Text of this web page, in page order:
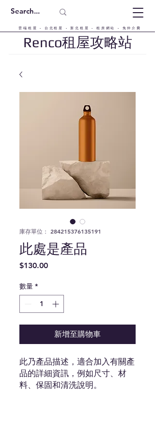
雲端租屋 - 台北租屋 - 新北租屋 - 租房網站 - 免仲介費
Renco租屋攻略站
庫存單位： 284215376135191
此處是產品
$130.00價
數量 *
新增至購物車
此乃產品描述，適合加入有關產
品的詳細資訊，例如尺寸、材
料、保固和清洗說明。